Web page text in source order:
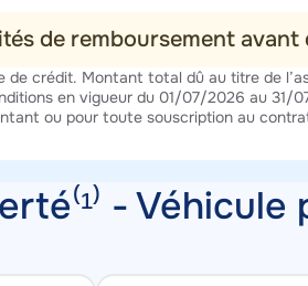
de remboursement avant
de crédit. Montant total dû au titre de
en vigueur du 01/07/2026 au
ou pour toute souscription au
- Véhicule